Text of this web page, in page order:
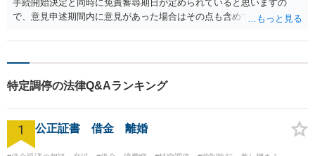
手続開始決定と同時に免責審尋期日が定められていると思いますの
で、意見申述期間内に意見があった場合はその点も含めて免責審尋期
ればその日に免責許可の決定が出されることもあれば、免責審尋が終
さらに2週間が経過すれば、免責許可決定は確定となります。 多くの
特定調停の法律Q&Aランキング
1 公正証書 借金 離婚